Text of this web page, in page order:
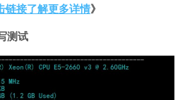
链接了解更多详情》
测试